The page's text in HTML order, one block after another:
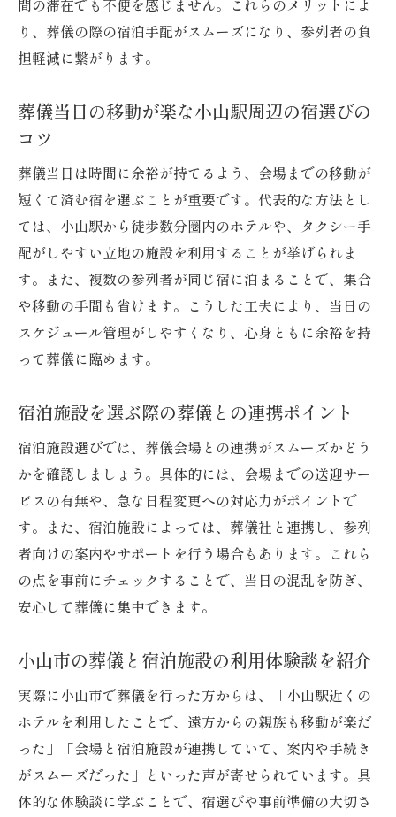
間の滞在でも不便を感じません。これらのメリットによ
り、葬儀の際の宿泊手配がスムーズになり、参列者の負
担軽減に繋がります。
葬儀当日の移動が楽な小山駅周辺の宿選びの
コツ
葬儀当日は時間に余裕が持てるよう、会場までの移動が
短くて済む宿を選ぶことが重要です。代表的な方法とし
ては、小山駅から徒歩数分圏内のホテルや、タクシー手
配がしやすい立地の施設を利用することが挙げられま
す。また、複数の参列者が同じ宿に泊まることで、集合
や移動の手間も省けます。こうした工夫により、当日の
スケジュール管理がしやすくなり、心身ともに余裕を持
って葬儀に臨めます。
宿泊施設を選ぶ際の葬儀との連携ポイント
宿泊施設選びでは、葬儀会場との連携がスムーズかどう
かを確認しましょう。具体的には、会場までの送迎サー
ビスの有無や、急な日程変更への対応力がポイントで
す。また、宿泊施設によっては、葬儀社と連携し、参列
者向けの案内やサポートを行う場合もあります。これら
の点を事前にチェックすることで、当日の混乱を防ぎ、
安心して葬儀に集中できます。
小山市の葬儀と宿泊施設の利用体験談を紹介
実際に小山市で葬儀を行った方からは、「小山駅近くの
ホテルを利用したことで、遠方からの親族も移動が楽だ
った」「会場と宿泊施設が連携していて、案内や手続き
がスムーズだった」といった声が寄せられています。具
体的な体験談に学ぶことで、宿選びや事前準備の大切さ